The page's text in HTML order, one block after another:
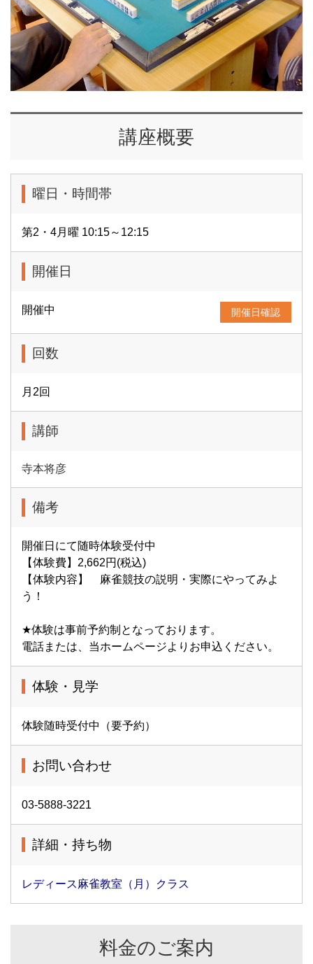
講座概要
曜日・時間帯
第2・4月曜 10:15～12:15
開催日
開催中 開催日確認
回数
月2回
講師
寺本将彦
備考
開催日にて随時体験受付中
【体験費】2,662円(税込)
【体験内容】 麻雀競技の説明・実際にやってみよ
う！
★体験は事前予約制となっております。
電話または、当ホームページよりお申込ください。
体験・見学
体験随時受付中（要予約）
お問い合わせ
03-5888-3221
詳細・持ち物
レディース麻雀教室（月）クラス
料金のご案内